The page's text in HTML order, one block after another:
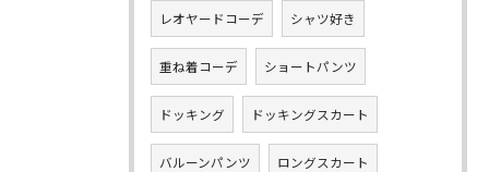
レオヤードコーデ シャツ好き
重ね着コーデ ショートパンツ
ドッキング ドッキングスカート
バルーンパンツ ロングスカート